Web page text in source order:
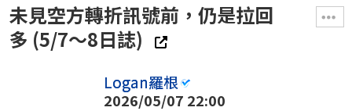
未見空方轉折訊號前，仍是拉回
多 (5/7～8日誌)
Logan羅根
2026/05/07 22:00